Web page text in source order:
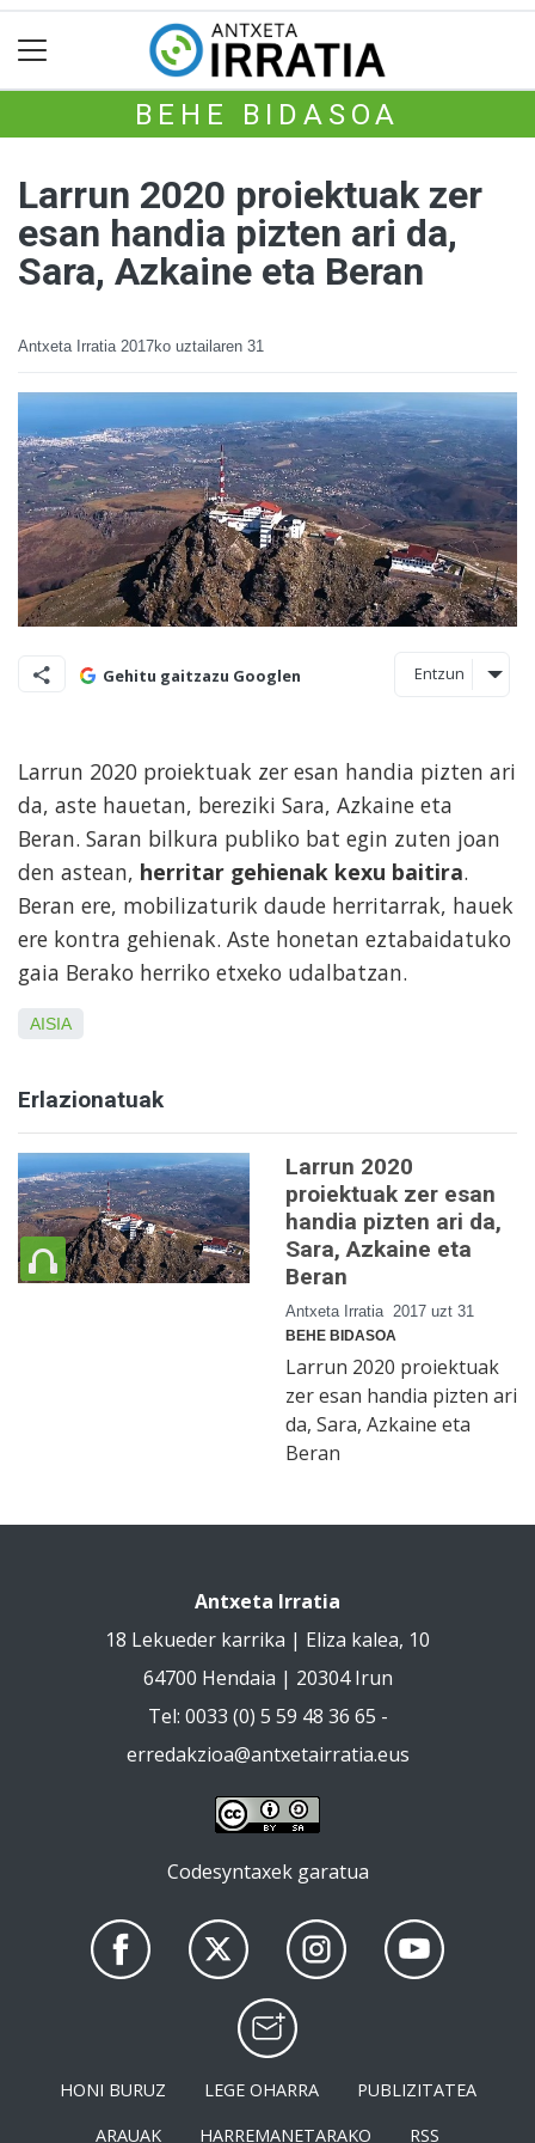
BEHE BIDASOA
Larrun 2020 proiektuak zer
esan handia pizten ari da,
Sara, Azkaine eta Beran
Antxeta Irratia 2017ko uztailaren 31
Gehitu gaitzazu Googlen Entzun
Larrun 2020 proiektuak zer esan handia pizten ari
da, aste hauetan, bereziki Sara, Azkaine eta
Beran. Saran bilkura publiko bat egin zuten joan
den astean, herritar gehienak kexu baitira.
Beran ere, mobilizaturik daude herritarrak, hauek
ere kontra gehienak. Aste honetan eztabaidatuko
gaia Berako herriko etxeko udalbatzan.
AISIA
Erlazionatuak
Larrun 2020
proiektuak zer esan
handia pizten ari da,
Sara, Azkaine eta
Beran
Antxeta Irratia 2017 uzt 31
BEHE BIDASOA
Larrun 2020 proiektuak
zer esan handia pizten ari
da, Sara, Azkaine eta
Beran
Antxeta Irratia
18 Lekueder karrika | Eliza kalea, 10
64700 Hendaia | 20304 Irun
Tel: 0033 (0) 5 59 48 36 65 -
erredakzioa@antxetairratia.eus
Codesyntaxek garatua
HONI BURUZ LEGE OHARRA
PUBLIZITATEA
ARAUAK
HARREMANETARAKO RSS